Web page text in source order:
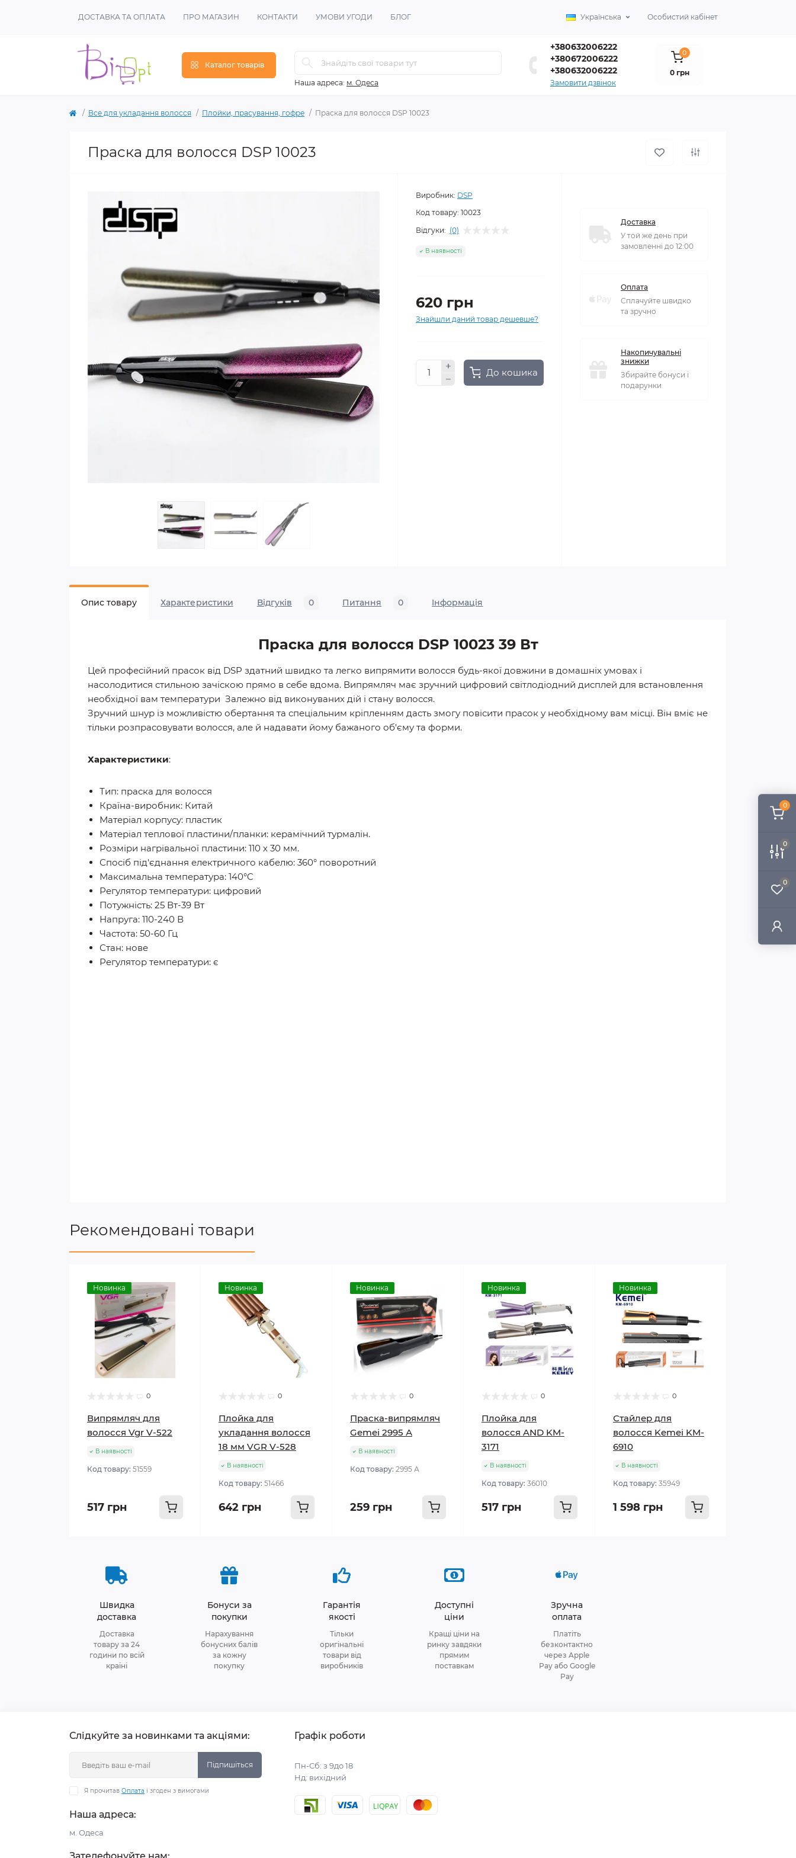
0
0
0
ДОСТАВКА ТА ОПЛАТА ПРО МАГАЗИН КОНТАКТИ УМОВИ УГОДИ БЛОГ Українська Особистий кабінет
Каталог товарів
Наша адреса: м. Одеса
+380632006222
+380672006222
+380632006222
Замовити дзвінок
0
0 грн
Все для укладання волосся Плойки, прасування, гофре Праска для волосся DSP 10023
Праска для волосся DSP 10023
Виробник: DSP
Код товару: 10023
Відгуки: (0)
В наявності
620 грн
Знайшли даний товар дешевше?
До кошика
Доставка
У той же день при
замовленні до 12:00
Оплата
Сплачуйте швидко
та зручно
Накопичувальні
знижки
Збирайте бонуси і
подарунки
Опис товару Характеристики Відгуків 0 Питання 0 Iнформація
Праска для волосся DSP 10023 39 Вт
Цей професійний прасок від DSP здатний швидко та легко випрямити волосся будь-якої довжини в домашніх умовах і
насолодитися стильною зачіскою прямо в себе вдома. Випрямляч має зручний цифровий світлодіодний дисплей для встановлення
необхідної вам температури Залежно від виконуваних дій і стану волосся.
Зручний шнур із можливістю обертання та спеціальним кріпленням дасть змогу повісити прасок у необхідному вам місці. Він вміє не
тільки розпрасовувати волосся, але й надавати йому бажаного об'єму та форми.
Характеристики:
Тип: праска для волосся
Країна-виробник: Китай
Матеріал корпусу: пластик
Матеріал теплової пластини/планки: керамічний турмалін.
Розміри нагрівальної пластини: 110 х 30 мм.
Спосіб під'єднання електричного кабелю: 360° поворотний
Максимальна температура: 140°C
Регулятор температури: цифровий
Потужність: 25 Вт-39 Вт
Напруга: 110-240 В
Частота: 50-60 Гц
Стан: нове
Регулятор температури: є
Рекомендовані товари
Новинка
0
Випрямляч для
волосся Vgr V-522
В наявності
Код товару: 51559
517 грн
Новинка
0
Плойка для
укладання волосся
18 мм VGR V-528
В наявності
Код товару: 51466
642 грн
Новинка
0
Праска-випрямляч
Gemei 2995 А
В наявності
Код товару: 2995 А
259 грн
Новинка
0
Плойка для
волосся AND KM-
3171
В наявності
Код товару: 36010
517 грн
Новинка
0
Стайлер для
волосся Kemei KM-
6910
В наявності
Код товару: 35949
1 598 грн
Швидка
доставка
Доставка
товару за 24
години по всій
країні
Бонуси за
покупки
Нарахування
бонусних балів
за кожну
покупку
Гарантія
якості
Тільки
оригінальні
товари від
виробників
Доступні
ціни
Кращі ціни на
ринку завдяки
прямим
поставкам
Зручна
оплата
Платіть
безконтактно
через Apple
Pay або Google
Pay
Слідкуйте за новинками та акціями:
Підпишіться
Я прочитав Оплата і згоден з вимогами
Наша адреса:
м. Одеса
Графік роботи
Пн-Сб: з 9до 18
Нд: вихідний